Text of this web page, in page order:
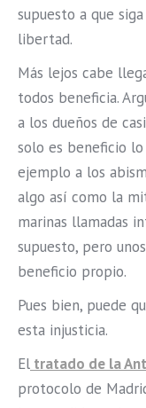
supuesto a que
libertad.
Más lejos cabe
todos beneficia.
a los dueños de
solo es beneficio
ejemplo a los
algo así como la
marinas llamadas
supuesto, pero
beneficio propio.
Pues bien, puede
esta injusticia.
El tratado de la
protocolo de